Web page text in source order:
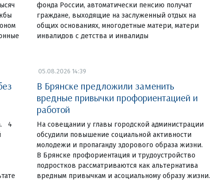
фонда России, автоматически пенсию получат
граждане, выходящие на заслуженный отдых на
общих основаниях, многодетные матери, матери
инвалидов с детства и инвалиды
4
05.08.2026 14:39
В Брянске предложили заменить
вредные привычки профориентацией и
работой
На совещании у главы городской администрации
обсудили повышение социальной активности
молодежи и пропаганду здорового образа жизни.
В Брянске профориентация и трудоустройство
подростков рассматриваются как альтернатива
вредным привычкам и асоциальному образу жизни.